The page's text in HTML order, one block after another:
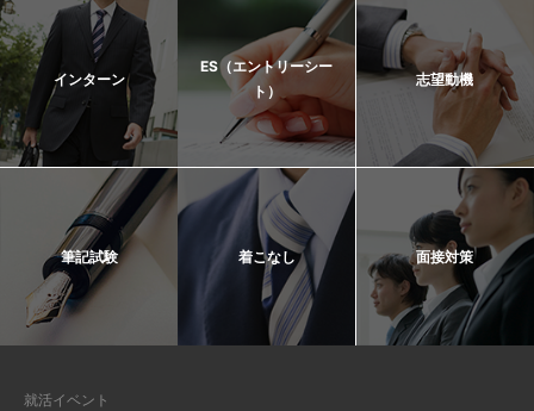
インターン
ES（エントリーシー
ト）
志望動機
筆記試験 着こなし 面接対策
就活イベント